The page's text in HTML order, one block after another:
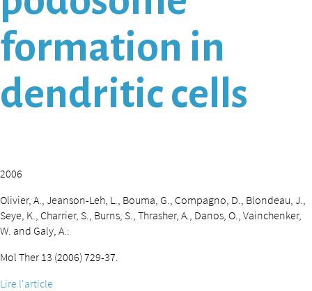
formation in
dendritic cells
2006
Olivier, A., Jeanson-Leh, L., Bouma, G., Compagno, D., Blondeau, J.,
Seye, K., Charrier, S., Burns, S., Thrasher, A., Danos, O., Vainchenker,
W. and Galy, A.:
Mol Ther 13 (2006) 729-37.
Lire l'article